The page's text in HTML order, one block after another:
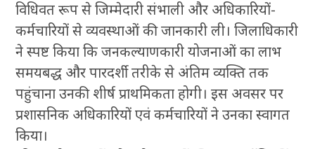
विधिवत रूप से जिम्मेदारी संभाली और अधिकारियों-
कर्मचारियों से व्यवस्थाओं की जानकारी ली। जिलाधिकारी
ने स्पष्ट किया कि जनकल्याणकारी योजनाओं का लाभ
समयबद्ध और पारदर्शी तरीके से अंतिम व्यक्ति तक
पहुंचाना उनकी शीर्ष प्राथमिकता होगी। इस अवसर पर
प्रशासनिक अधिकारियों एवं कर्मचारियों ने उनका स्वागत
किया।